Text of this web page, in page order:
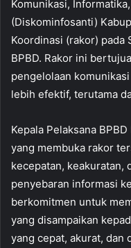
Komunikasi,
(Diskominfosanti)
Koordinasi (rakor) pada
BPBD. Rakor ini
pengelolaan
lebih efektif, terutama
Kepala Pelaksana
yang membuka rakor
kecepatan, keakuratan,
penyebaran informasi
berkomitmen untuk
yang disampaikan
yang cepat, akurat, dan